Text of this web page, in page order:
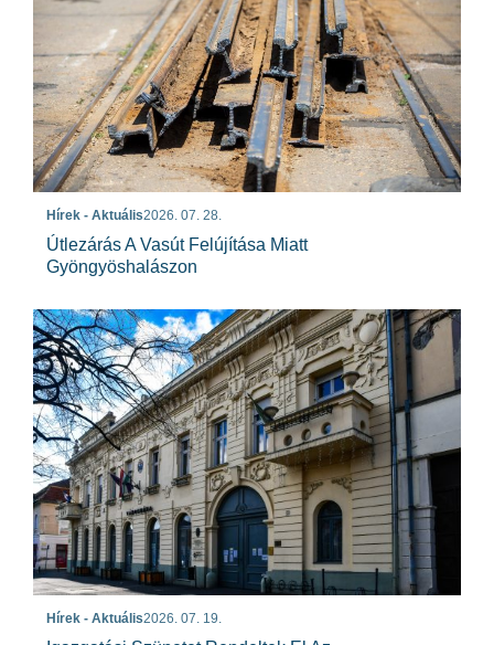
Hírek - Aktuális2026. 07. 28.
Útlezárás A Vasút Felújítása Miatt
Gyöngyöshalászon
Hírek - Aktuális2026. 07. 19.